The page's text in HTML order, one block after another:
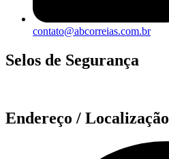
contato@abcorreias.com.br
Selos de Segurança
Endereço / Localização